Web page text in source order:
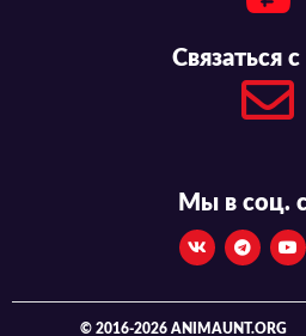
Связаться
Мы в соц.
© 2016-2026 ANIMAUNT.ORG